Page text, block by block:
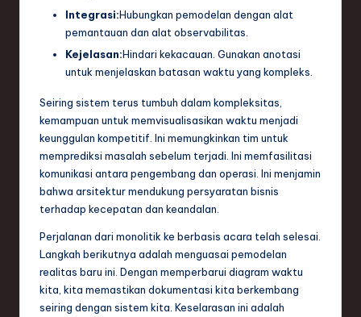
Integrasi:Hubungkan pemodelan dengan alat
pemantauan dan alat observabilitas.
Kejelasan:Hindari kekacauan. Gunakan anotasi
untuk menjelaskan batasan waktu yang kompleks.
Seiring sistem terus tumbuh dalam kompleksitas,
kemampuan untuk memvisualisasikan waktu menjadi
keunggulan kompetitif. Ini memungkinkan tim untuk
memprediksi masalah sebelum terjadi. Ini memfasilitasi
komunikasi antara pengembang dan operasi. Ini menjamin
bahwa arsitektur mendukung persyaratan bisnis
terhadap kecepatan dan keandalan.
Perjalanan dari monolitik ke berbasis acara telah selesai.
Langkah berikutnya adalah menguasai pemodelan
realitas baru ini. Dengan memperbarui diagram waktu
kita, kita memastikan dokumentasi kita berkembang
seiring dengan sistem kita. Keselarasan ini adalah